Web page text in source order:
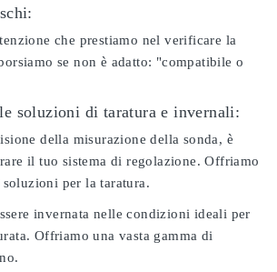
che prestiamo nel verificare la
se non è adatto: "compatibile o
soluzioni di taratura e invernali:
della misurazione della sonda, è
il tuo sistema di regolazione. Offriamo
per la taratura.
invernata nelle condizioni ideali per
Offriamo una vasta gamma di